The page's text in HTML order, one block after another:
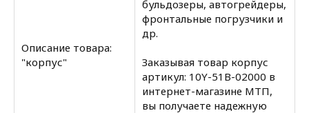
Описание товара:
"корпус"
бульдозеры, автогрейдеры,
фронтальные погрузчики и
др.
Заказывая товар корпус
артикул: 10Y-51B-02000 в
интернет-магазине МТП,
вы получаете надежную